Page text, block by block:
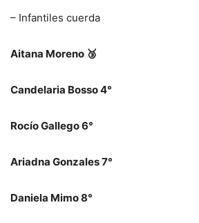
– Infantiles cuerda
Aitana Moreno 🥉
Candelaria Bosso 4°
Rocío Gallego 6°
Ariadna Gonzales 7°
Daniela Mimo 8°